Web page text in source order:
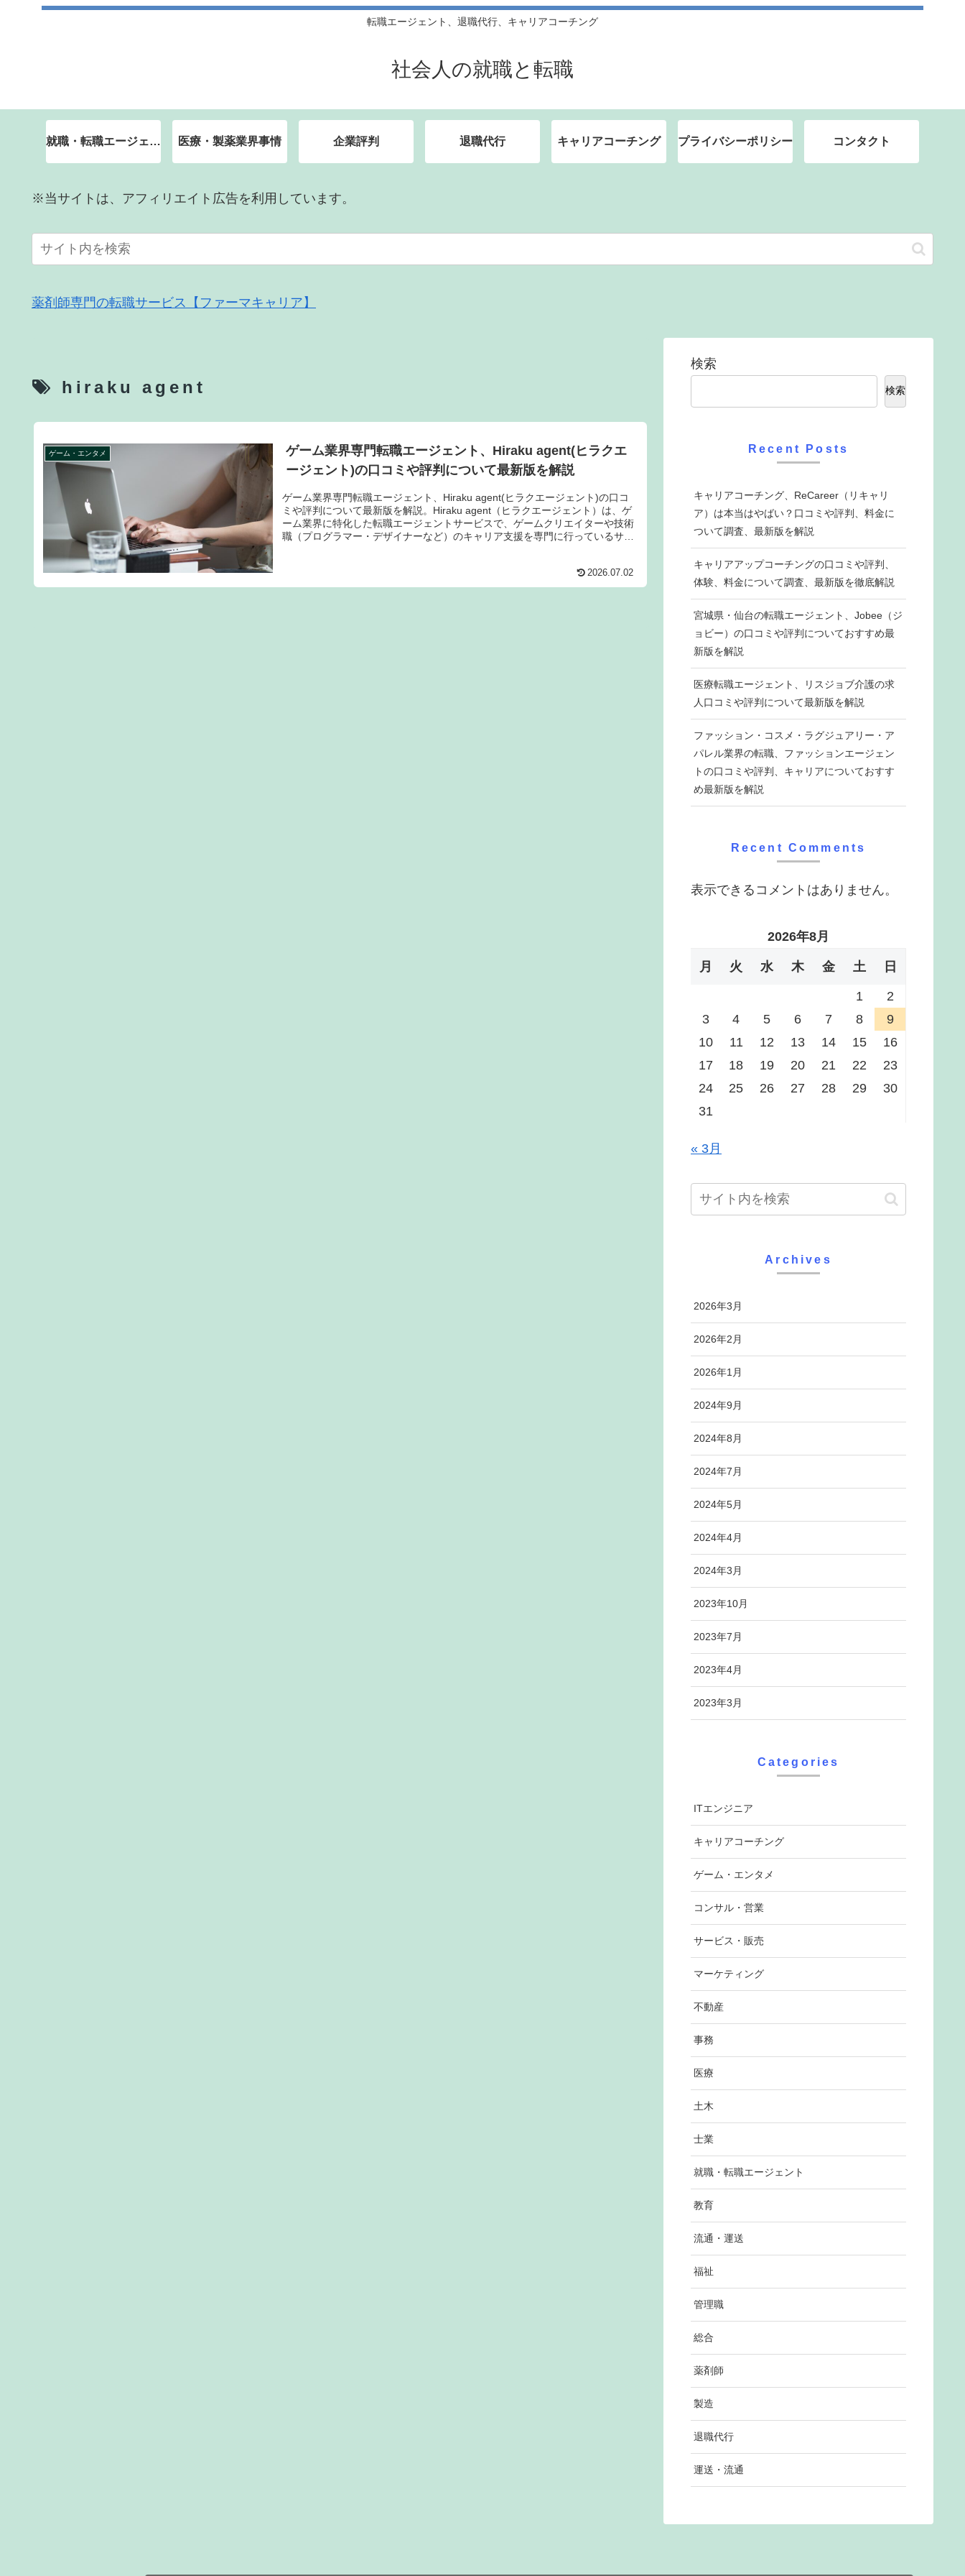
転職エージェント、退職代行、キャリアコーチング
社会人の就職と転職
就職・転職エージェント 医療・製薬業界事情 企業評判 退職代行 キャリアコーチング プライバシーポリシー コンタクト
※当サイトは、アフィリエイト広告を利用しています。
薬剤師専門の転職サービス【ファーマキャリア】
hiraku agent
ゲーム・エンタメ
ゲーム業界専門転職エージェント、Hiraku agent(ヒラクエ
ージェント)の口コミや評判について最新版を解説
ゲーム業界専門転職エージェント、Hiraku agent(ヒラクエージェント)の口コ
ミや評判について最新版を解説。Hiraku agent（ヒラクエージェント）は、ゲ
ーム業界に特化した転職エージェントサービスで、ゲームクリエイターや技術
職（プログラマー・デザイナーなど）のキャリア支援を専門に行っているサー
2026.07.02
検索
検索
Recent Posts
キャリアコーチング、ReCareer（リキャリ
ア）は本当はやばい？口コミや評判、料金に
ついて調査、最新版を解説
キャリアアップコーチングの口コミや評判、
体験、料金について調査、最新版を徹底解説
宮城県・仙台の転職エージェント、Jobee（ジ
ョビー）の口コミや評判についておすすめ最
新版を解説
医療転職エージェント、リスジョブ介護の求
人口コミや評判について最新版を解説
ファッション・コスメ・ラグジュアリー・ア
パレル業界の転職、ファッションエージェン
トの口コミや評判、キャリアについておすす
め最新版を解説
Recent Comments
表示できるコメントはありません。
2026年8月
月 火 水 木 金 土 日
1
2
3
4 5 6 7 8
9
10
11 12 13 14 15
16
17
18 19 20 21 22
23
24
25 26 27 28 29
30
31
« 3月
Archives
2026年3月
2026年2月
2026年1月
2024年9月
2024年8月
2024年7月
2024年5月
2024年4月
2024年3月
2023年10月
2023年7月
2023年4月
2023年3月
Categories
ITエンジニア
キャリアコーチング
ゲーム・エンタメ
コンサル・営業
サービス・販売
マーケティング
不動産
事務
医療
土木
士業
就職・転職エージェント
教育
流通・運送
福祉
管理職
総合
薬剤師
製造
退職代行
運送・流通